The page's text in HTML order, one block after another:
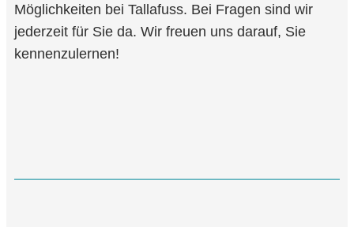
Möglichkeiten bei Tallafuss. Bei Fragen sind wir
jederzeit für Sie da. Wir freuen uns darauf, Sie
kennenzulernen!